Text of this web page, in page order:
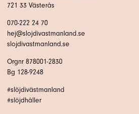
721 33 Västerås
070-222 24 70
hej@slojdivastmanland.se
slojdivastmanland.se
Orgnr 878001-2830
Bg 128-9248
#slöjdivästmanland
#slöjdhåller